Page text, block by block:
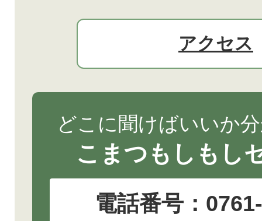
アクセス
どこに聞けばいいか
こまつもしもし
電話番号：